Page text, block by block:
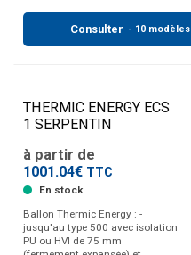
Consulter - 10 modèles
THERMIC ENERGY ECS
1 SERPENTIN
à partir de
1001.04€ TTC
En stock
Ballon Thermic Energy : -
jusqu'au type 500 avec isolation
PU ou HVI de 75 mm